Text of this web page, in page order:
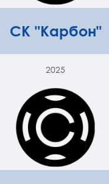
СК "Карбон"
2025